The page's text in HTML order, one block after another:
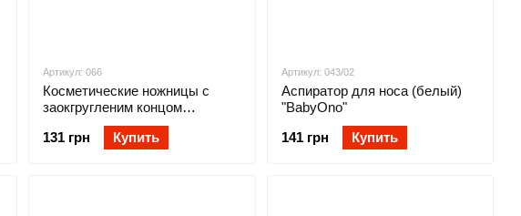
Артикул: 066
Косметические ножницы с
заокгругленим концом
"BabyOno"
131 грн
Купить
Артикул: 043/02
Аспиратор для носа (белый)
"BabyOno"
141 грн
Купить